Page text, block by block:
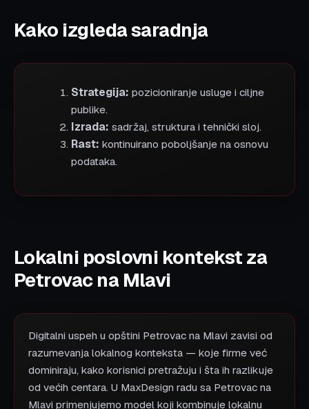
Kako izgleda saradnja
Strategija: pozicioniranje usluge i ciljne
publike.
Izrada: sadržaj, struktura i tehnički sloj.
Rast: kontinuirano poboljšanje na osnovu
podataka.
Lokalni poslovni kontekst za
Petrovac na Mlavi
Digitalni uspeh u opštini Petrovac na Mlavi zavisi od
razumevanja lokalnog konteksta — koje firme već
dominiraju, kako korisnici pretražuju i šta ih razlikuje
od većih centara. U MaxDesign radu sa Petrovac na
Mlavi primenjujemo model koji kombinuje lokalnu